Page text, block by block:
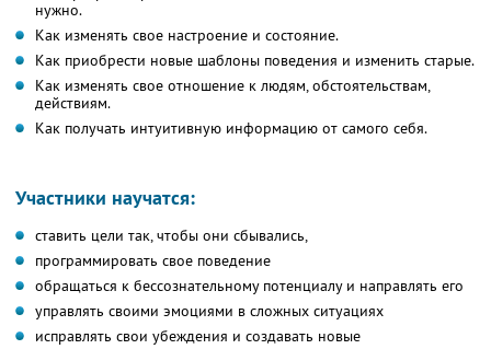
нужно.
Как изменять свое настроение и состояние.
Как приобрести новые шаблоны поведения и изменить старые.
Как изменять свое отношение к людям, обстоятельствам,
действиям.
Как получать интуитивную информацию от самого себя.
Участники научатся:
ставить цели так, чтобы они сбывались,
программировать свое поведение
обращаться к бессознательному потенциалу и направлять его
управлять своими эмоциями в сложных ситуациях
исправлять свои убеждения и создавать новые